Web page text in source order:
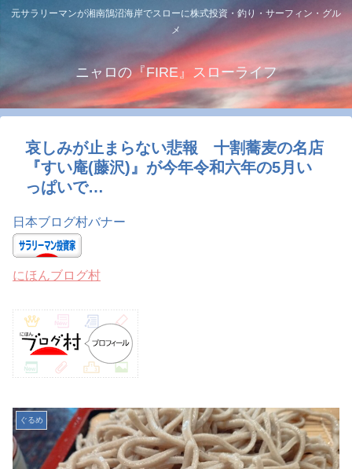
元サラリーマンが湘南鵠沼海岸でスローに株式投資・釣り・サーフィン・グル
メ
ニャロの『FIRE』スローライフ
哀しみが止まらない悲報 十割蕎麦の名店
『すい庵(藤沢)』が今年令和六年の5月い
っぱいで…
日本ブログ村バナー
にほんブログ村
ぐるめ